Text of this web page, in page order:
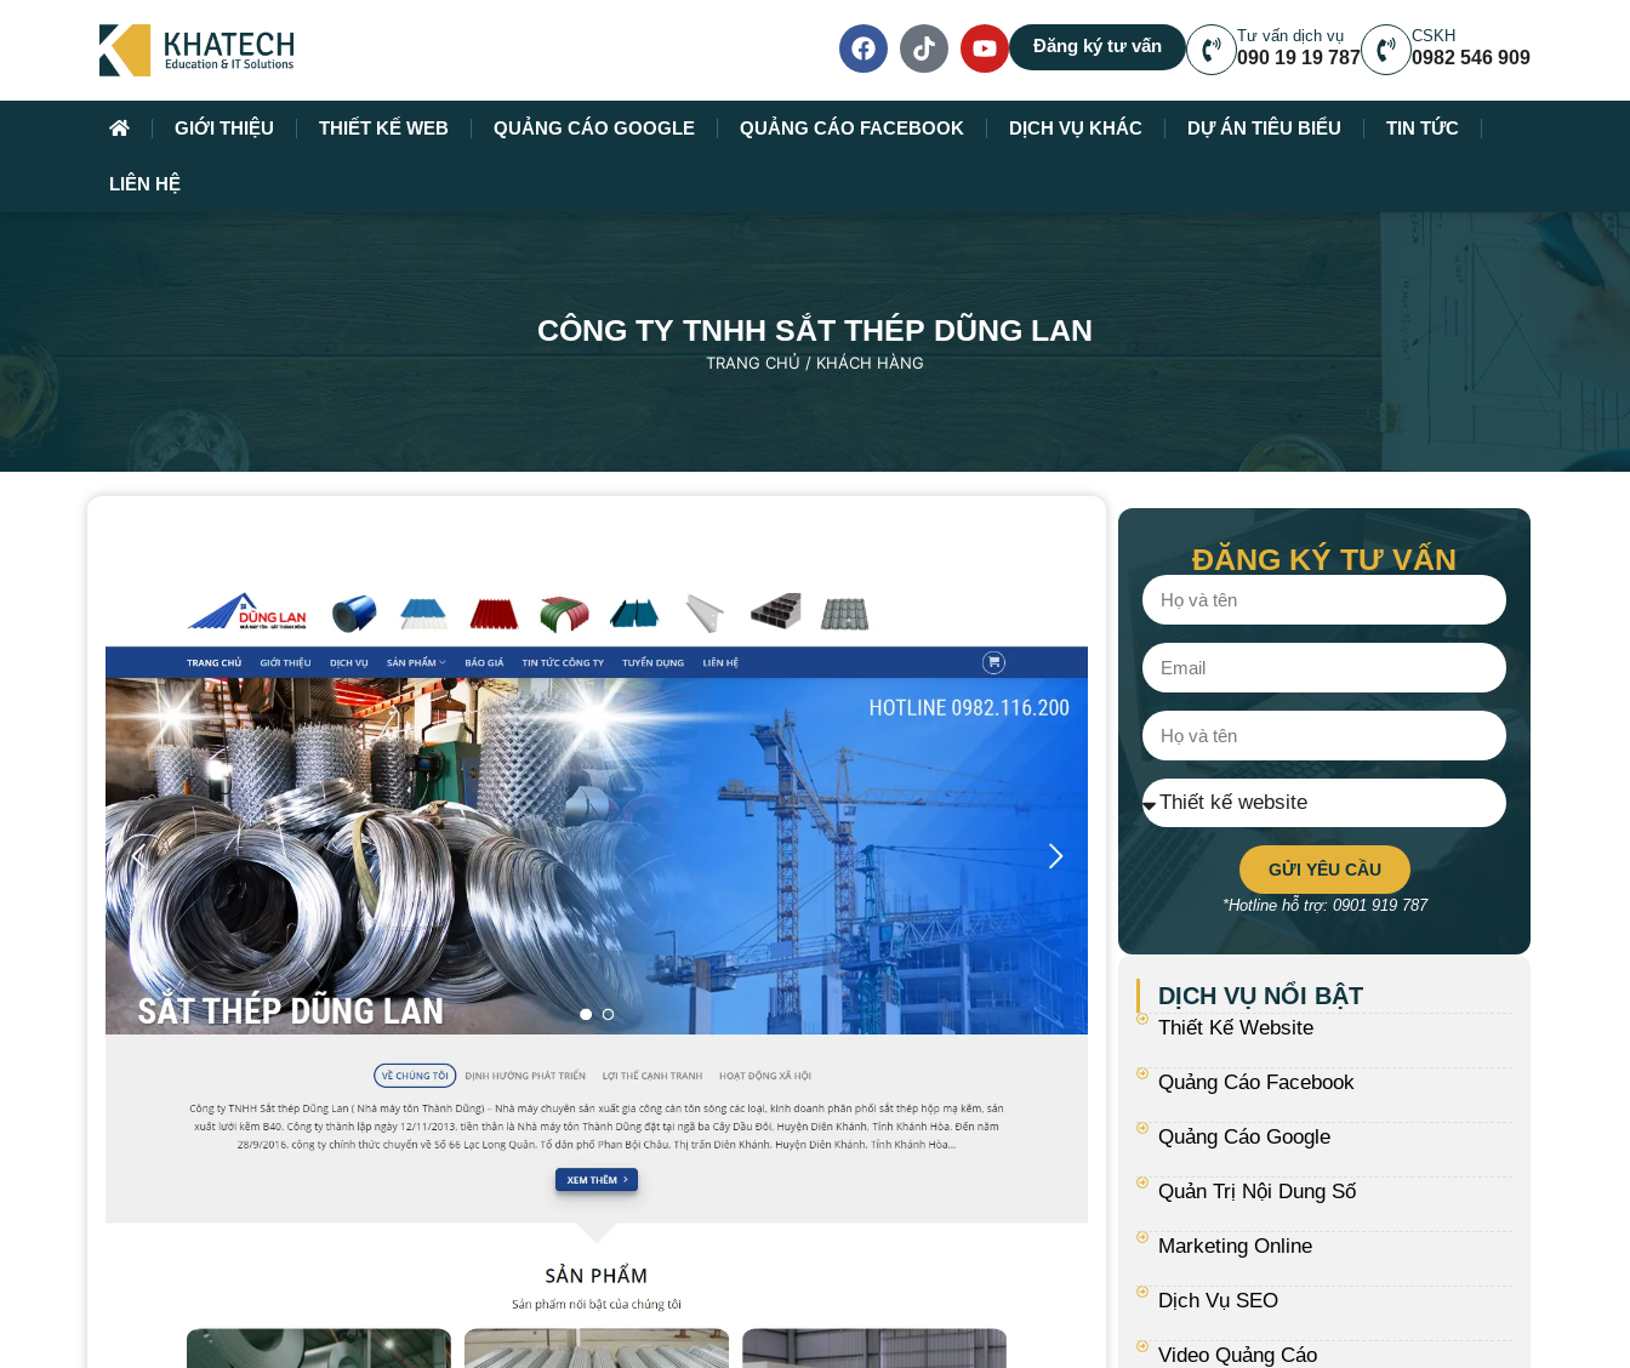
Đăng ký tư vấn Tư vấn dịch vụ
090 19 19 787
CSKH
0982 546 909
GIỚI THIỆU THIẾT KẾ WEB QUẢNG CÁO GOOGLE QUẢNG CÁO FACEBOOK DỊCH VỤ KHÁC DỰ ÁN TIÊU BIỂU TIN TỨC
LIÊN HỆ
CÔNG TY TNHH SẮT THÉP DŨNG LAN
TRANG CHỦ / KHÁCH HÀNG
ĐĂNG KÝ TƯ VẤN
GỬI YÊU CẦU
*Hotline hỗ trợ: 0901 919 787
DỊCH VỤ NỔI BẬT
Thiết Kế Website
Quảng Cáo Facebook
Quảng Cáo Google
Quản Trị Nội Dung Số
Marketing Online
Dịch Vụ SEO
Video Quảng Cáo